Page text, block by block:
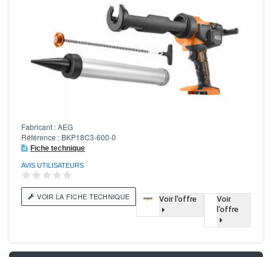
Fabricant : AEG
Référence : BKP18C3-600-0
Fiche technique
AVIS UTILISATEURS
VOIR LA FICHE TECHNIQUE Voir l'offre
Voir
l'offre